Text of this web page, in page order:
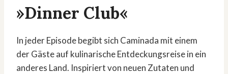
»Dinner Club«
In jeder Episode begibt sich Caminada mit einem
der Gäste auf kulinarische Entdeckungsreise in ein
anderes Land. Inspiriert von neuen Zutaten und